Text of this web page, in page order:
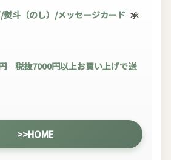
斗（のし）/メッセージカード 承
税抜7000円以上お買い上げで送
>>HOME